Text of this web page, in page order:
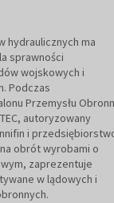
hydraulicznych ma
sprawności
wojskowych i
Podczas
Przemysłu
autoryzowany
i
obrót wyrobami o
zaprezentuje
w lądowych i